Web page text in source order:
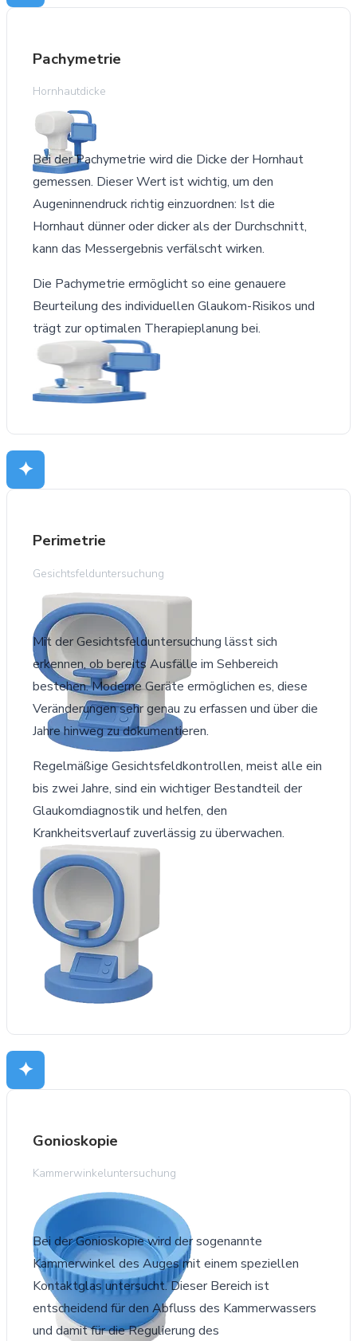
Pachymetrie
Hornhautdicke
Bei der Pachymetrie wird die Dicke der Hornhaut
gemessen. Dieser Wert ist wichtig, um den
Augeninnendruck richtig einzuordnen: Ist die
Hornhaut dünner oder dicker als der Durchschnitt,
kann das Messergebnis verfälscht wirken.
Die Pachymetrie ermöglicht so eine genauere
Beurteilung des individuellen Glaukom-Risikos und
trägt zur optimalen Therapieplanung bei.
✦
Perimetrie
Gesichtsfelduntersuchung
Mit der Gesichtsfelduntersuchung lässt sich
erkennen, ob bereits Ausfälle im Sehbereich
bestehen. Moderne Geräte ermöglichen es, diese
Veränderungen sehr genau zu erfassen und über die
Jahre hinweg zu dokumentieren.
Regelmäßige Gesichtsfeldkontrollen, meist alle ein
bis zwei Jahre, sind ein wichtiger Bestandteil der
Glaukomdiagnostik und helfen, den
Krankheitsverlauf zuverlässig zu überwachen.
✦
Gonioskopie
Kammerwinkeluntersuchung
Bei der Gonioskopie wird der sogenannte
Kammerwinkel des Auges mit einem speziellen
Kontaktglas untersucht. Dieser Bereich ist
entscheidend für den Abfluss des Kammerwassers
und damit für die Regulierung des